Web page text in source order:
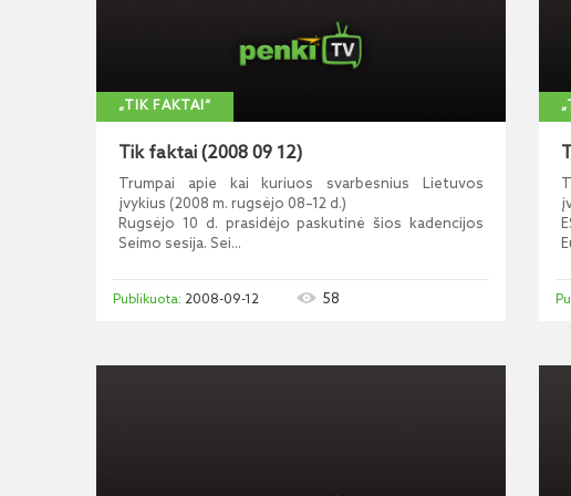
„TIK FAKTAI“
Tik faktai (2008 09 12)
Trumpai apie kai kuriuos svarbesnius Lietuvos
įvykius (2008 m. rugsėjo 08–12 d.)
Rugsėjo 10 d. prasidėjo paskutinė šios kadencijos
Seimo sesija. Sei...
2008-09-12 58